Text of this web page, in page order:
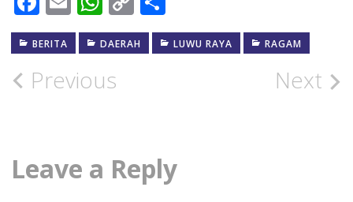
Link
BERITA DAERAH LUWU RAYA RAGAM
Post
Previous Next
Leave a Reply